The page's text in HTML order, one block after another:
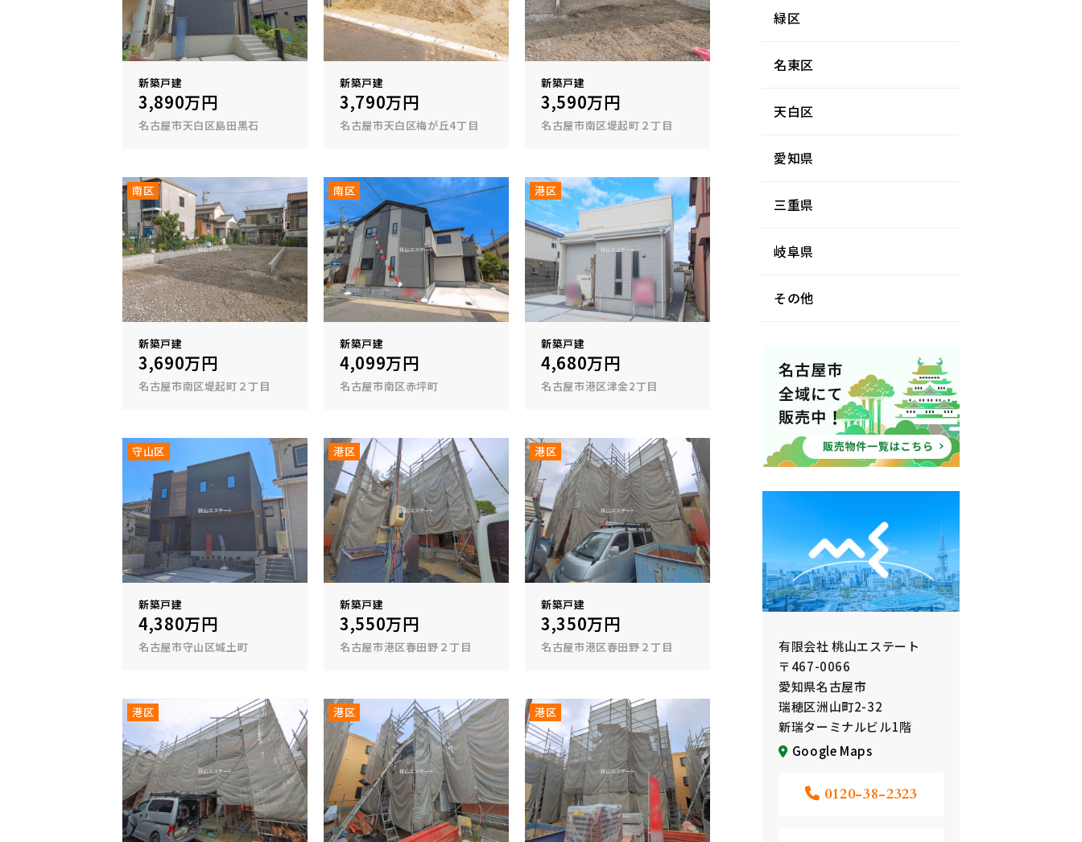
新築戸建
3,890万円
名古屋市天白区島田黒石
新築戸建
3,790万円
名古屋市天白区梅が丘4丁目
新築戸建
3,590万円
名古屋市南区堤起町２丁目
南区
新築戸建
3,690万円
名古屋市南区堤起町２丁目
南区
新築戸建
4,099万円
名古屋市南区赤坪町
港区
新築戸建
4,680万円
名古屋市港区津金2丁目
守山区
新築戸建
4,380万円
名古屋市守山区城土町
港区
新築戸建
3,550万円
名古屋市港区春田野２丁目
港区
新築戸建
3,350万円
名古屋市港区春田野２丁目
港区 港区 港区
緑区
名東区
天白区
愛知県
三重県
岐阜県
その他
有限会社 桃山エステート
〒467-0066
愛知県名古屋市
瑞穂区洲山町2-32
新瑞ターミナルビル1階
Google Maps
0120-38-2323